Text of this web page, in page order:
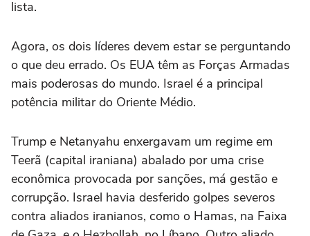
lista.
Agora, os dois líderes devem estar se perguntando
o que deu errado. Os EUA têm as Forças Armadas
mais poderosas do mundo. Israel é a principal
potência militar do Oriente Médio.
Trump e Netanyahu enxergavam um regime em
Teerã (capital iraniana) abalado por uma crise
econômica provocada por sanções, má gestão e
corrupção. Israel havia desferido golpes severos
contra aliados iranianos, como o Hamas, na Faixa